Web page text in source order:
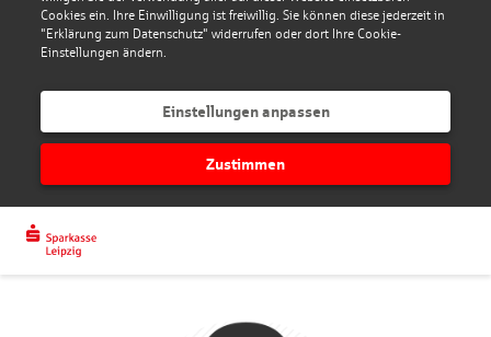
Cookies ein. Ihre Einwilligung ist freiwillig. Sie können diese jederzeit in
"Erklärung zum Datenschutz" widerrufen oder dort Ihre Cookie-
Einstellungen ändern.
Einstellungen anpassen
Zustimmen